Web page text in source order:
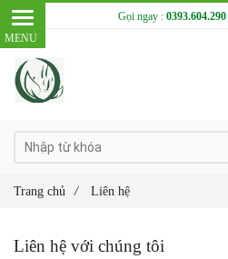
Liên hệ với chúng tôi
Trang chủ / Liên hệ
Gọi ngay : 0393.604.290